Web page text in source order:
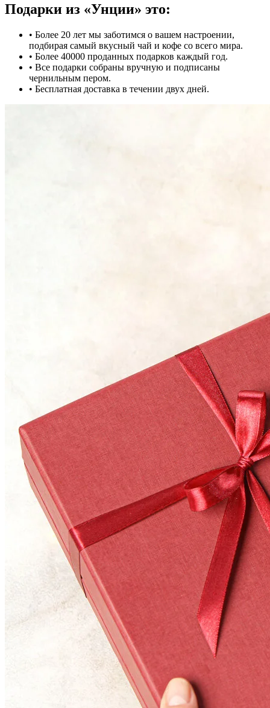
Подарки из «Унции» это:
• Более 20 лет мы заботимся о вашем настроении,
подбирая самый вкусный чай и кофе со всего мира.
• Более 40000 проданных подарков каждый год.
• Все подарки собраны вручную и подписаны
чернильным пером.
• Бесплатная доставка в течении двух дней.